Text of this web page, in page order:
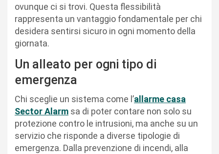
ovunque ci si trovi. Questa flessibilità
rappresenta un vantaggio fondamentale per chi
desidera sentirsi sicuro in ogni momento della
giornata.
Un alleato per ogni tipo di
emergenza
Chi sceglie un sistema come l’allarme casa
Sector Alarm sa di poter contare non solo su
protezione contro le intrusioni, ma anche su un
servizio che risponde a diverse tipologie di
emergenza. Dalla prevenzione di incendi, alla